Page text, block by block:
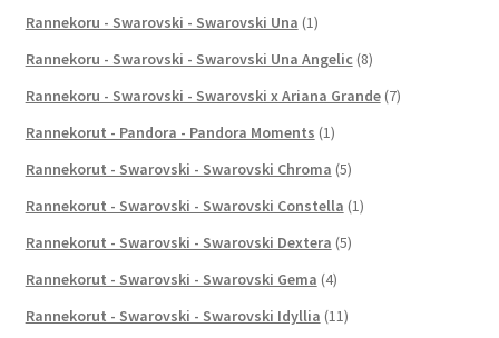
Rannekoru - Swarovski - Swarovski Una (1)
Rannekoru - Swarovski - Swarovski Una Angelic (8)
Rannekoru - Swarovski - Swarovski x Ariana Grande (7)
Rannekorut - Pandora - Pandora Moments (1)
Rannekorut - Swarovski - Swarovski Chroma (5)
Rannekorut - Swarovski - Swarovski Constella (1)
Rannekorut - Swarovski - Swarovski Dextera (5)
Rannekorut - Swarovski - Swarovski Gema (4)
Rannekorut - Swarovski - Swarovski Idyllia (11)